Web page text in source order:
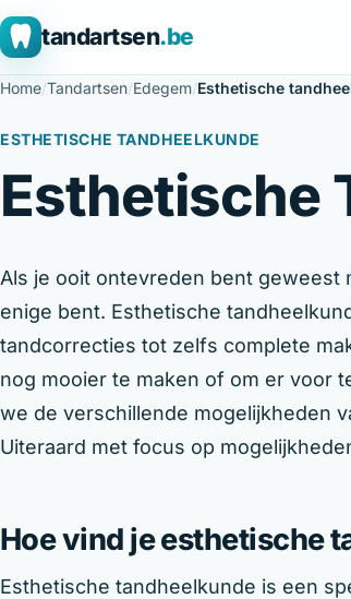
tandartsen.be
Home/Tandartsen/Edegem/Esthetische
ESTHETISCHE TANDHEELKUNDE
Esthetische
Als je ooit ontevreden bent geweest
enige bent. Esthetische
tandcorrecties tot zelfs complete
nog mooier te maken of om er voor
we de verschillende mogelijkheden
Uiteraard met focus op
Hoe vind je esthetische
Esthetische tandheelkunde is een